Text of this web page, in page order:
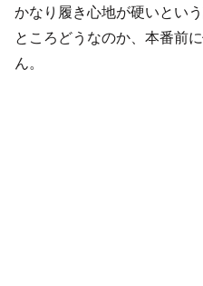
かなり履き心地が硬いとい
ところどうなのか、本番前
ん。